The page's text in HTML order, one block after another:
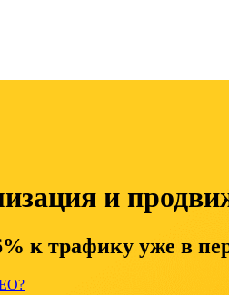
и
к трафику уже в